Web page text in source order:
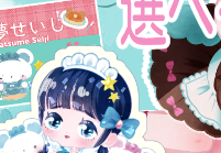
でイベント開催（オリジナ
での開催イベント結果（ホ